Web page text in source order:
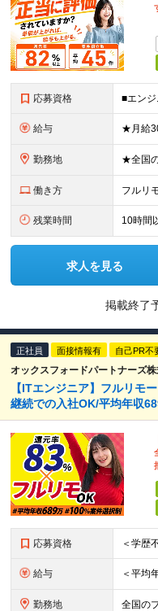
応募資格
給与
勤務地
働き方 フルリ
残業時間 10時間
求人を見る
掲載終了
正社員 面接情報有 自己PR不
オックスフォードパートナーズ
【ITエンジニア】フルリモ
継続での入社OK/平均年収
応募資格
給与
勤務地